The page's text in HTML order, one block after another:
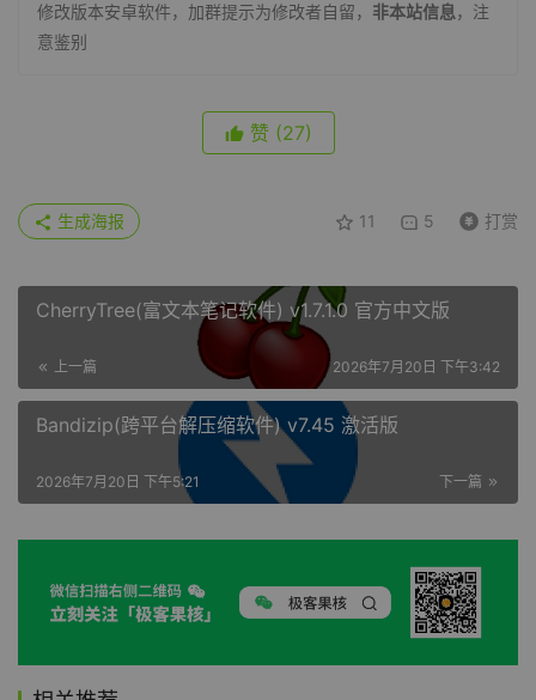
修改版本安卓软件，加群提示为修改者自留， 非本站信息，注
意鉴别
赞 (27)
11 5 打赏
生成海报
CherryTree(富文本笔记软件) v1.7.1.0 官方中文版
上一篇 2026年7月20日 下午3:42
Bandizip(跨平台解压缩软件) v7.45 激活版
下一篇
2026年7月20日 下午5:21